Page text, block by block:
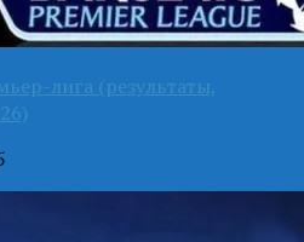
лига (результаты,